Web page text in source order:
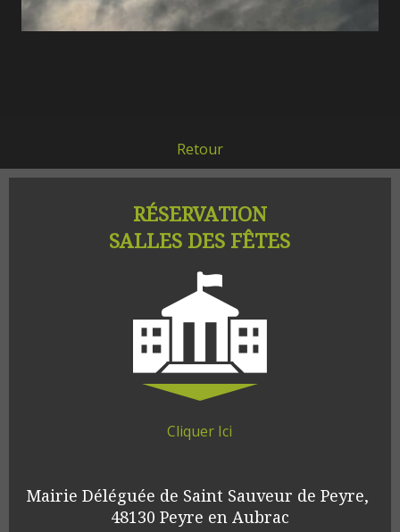
Retour
RÉSERVATION
SALLES DES FÊTES
Cliquer Ici
Mairie Déléguée de Saint Sauveur de Peyre,
48130 Peyre en Aubrac